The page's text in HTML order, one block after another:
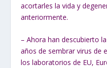
acortarles la vida y
anteriormente.
– Ahora han descubierto
años de sembrar virus de
los laboratorios de EU,